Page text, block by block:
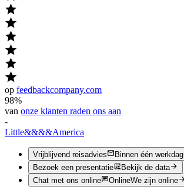
op feedbackcompany.com
98%
van onze klanten raden ons aan
-
Little&&&&America
Vrijblijvend reisadvies
Binnen één werkdag
Bezoek een presentatie
Bekijk de data
Chat met ons online
OnlineWe zijn online